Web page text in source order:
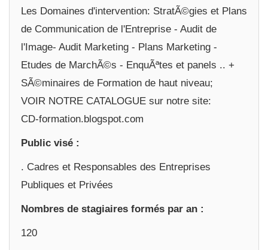
Les Domaines d'intervention: StratÃ©gies et Plans
de Communication de l'Entreprise - Audit de
l'Image- Audit Marketing - Plans Marketing -
Etudes de MarchÃ©s - EnquÃªtes et panels .. +
SÃ©minaires de Formation de haut niveau;
VOIR NOTRE CATALOGUE sur notre site:
CD-formation.blogspot.com
Public visé :
. Cadres et Responsables des Entreprises
Publiques et Privées
Nombres de stagiaires formés par an :
120